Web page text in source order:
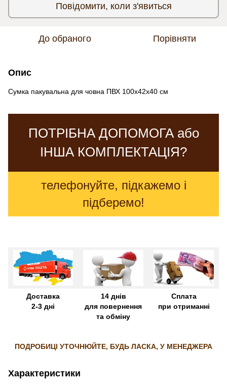
Повідомити, коли з'явиться
До обраного Порівняти
Опис
Сумка пакувальна для човна ПВХ 100х42х40 см
ПОТРІБНА ДОПОМОГА або
ІНША КОМПЛЕКТАЦІЯ?
телефонуйте, підкажемо і
підберемо!
Доставка
2-3 дні
14 днів
для повернення
та обміну
Сплата
при отриманні
ПОДРОБИЦІ УТОЧНЮЙТЕ, БУДЬ ЛАСКА, У МЕНЕДЖЕРА
Характеристики